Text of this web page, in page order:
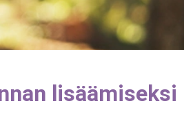
lisäämiseksi